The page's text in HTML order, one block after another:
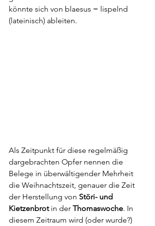
könnte sich von blaesus = lispelnd
(lateinisch) ableiten.
Als Zeitpunkt für diese regelmäßig
dargebrachten Opfer nennen die
Belege in überwältigender Mehrheit
die Weihnachtszeit, genauer die Zeit
der Herstellung von Störi- und
Kietzenbrot in der Thomaswoche. In
diesem Zeitraum wird (oder wurde?)